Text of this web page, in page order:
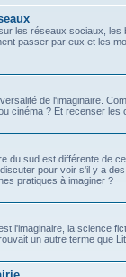
les réseaux sociaux, les
passer par eux et les
de l'imaginaire.
cinéma ? Et recenser les
du sud est différente de
pour voir s'il y a
pratiques à imaginer ?
l'imaginaire, la science
un autre terme que